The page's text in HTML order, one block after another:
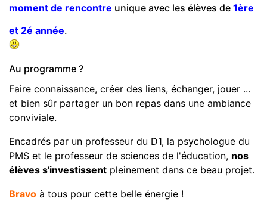
moment de rencontre unique avec les élèves de 1ère
et 2é année.
Au programme ?
Faire connaissance, créer des liens, échanger, jouer ...
et bien sûr partager un bon repas dans une ambiance
conviviale.
Encadrés par un professeur du D1, la psychologue du
PMS et le professeur de sciences de l'éducation, nos
élèves s'investissent pleinement dans ce beau projet.
Bravo à tous pour cette belle énergie !